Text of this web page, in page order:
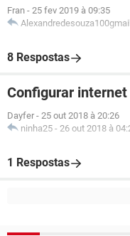
Fran - 25 fev 2019 à 09:35
8 Respostas
Configurar
Dayfer - 25 out 2018 à 20:26
ninha25 - 26 out 2018 à
1 Respostas